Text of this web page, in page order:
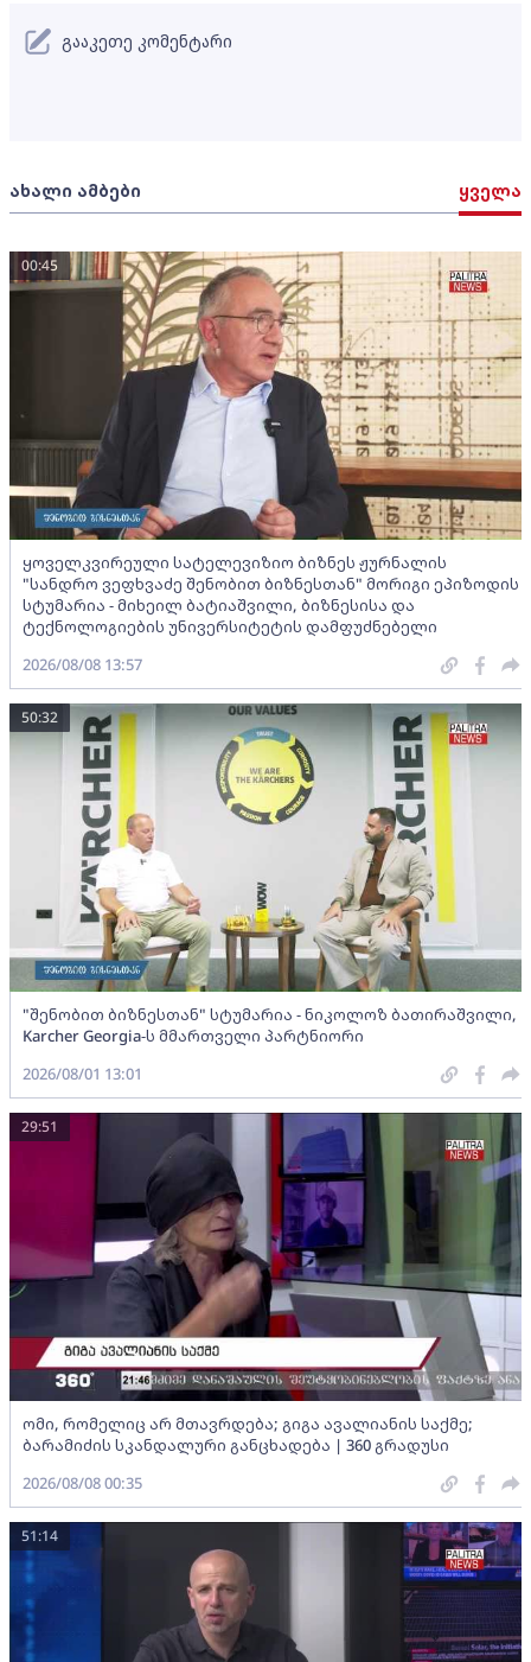
ახალი ამბები ყველა
ყოველკვირეული სატელევიზიო ბიზნეს ჟურნალის
"სანდრო ვეფხვაძე შენობით ბიზნესთან" მორიგი ეპიზოდის
სტუმარია - მიხეილ ბატიაშვილი, ბიზნესისა და
ტექნოლოგიების უნივერსიტეტის დამფუძნებელი
00:45
2026/08/08 13:57
"შენობით ბიზნესთან" სტუმარია - ნიკოლოზ ბათირაშვილი,
Karcher Georgia-ს მმართველი პარტნიორი
50:32
2026/08/01 13:01
ომი, რომელიც არ მთავრდება; გიგა ავალიანის საქმე;
ბარამიძის სკანდალური განცხადება | 360 გრადუსი
29:51
2026/08/08 00:35
51:14
გააკეთე კომენტარი